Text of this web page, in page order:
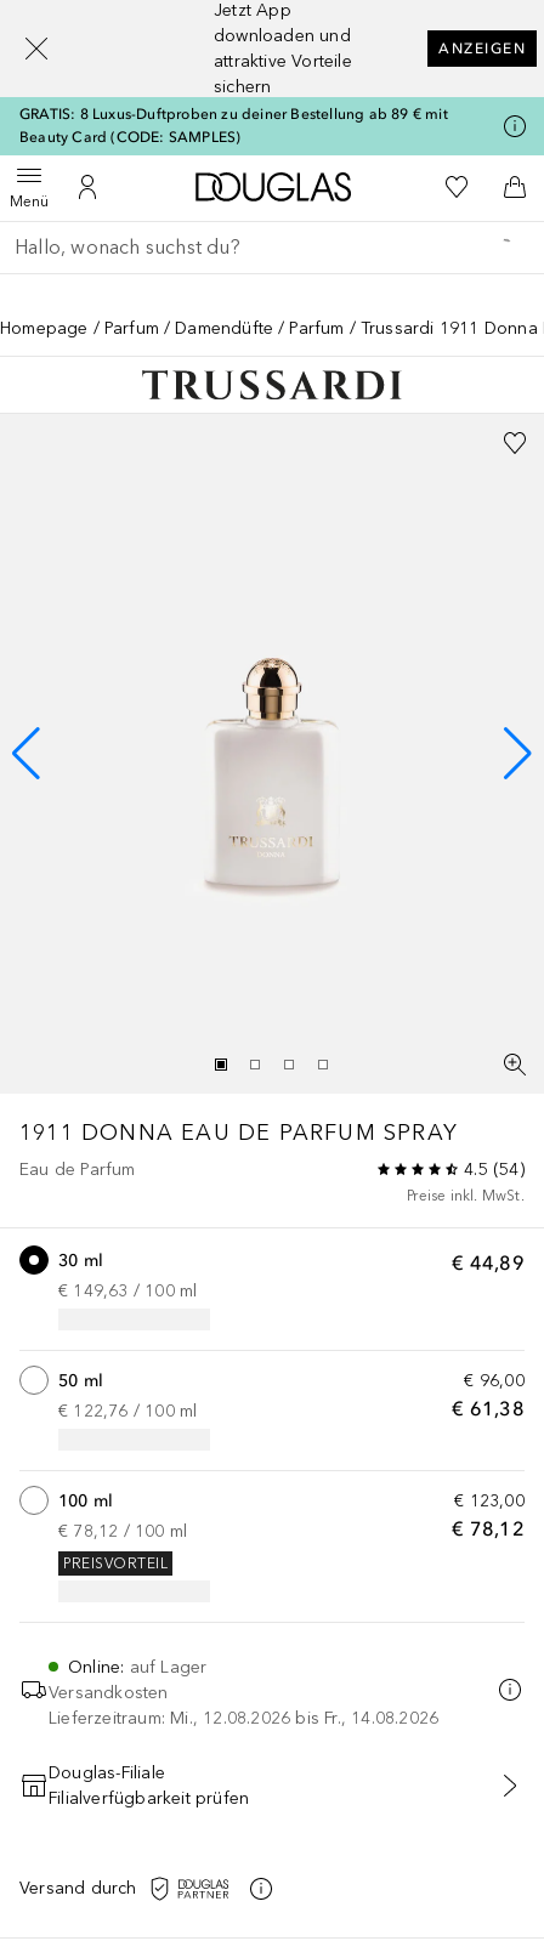
Jetzt App
downloaden und
attraktive Vorteile
sichern
ANZEIGEN
GRATIS: 8 Luxus-Duftproben zu deiner Bestellung ab 89 € mit
Beauty Card (CODE: SAMPLES)
MenüMenü öffnenZu Meinem Kundenkonto
Zur Douglas Startseite
Zu Meiner
Gehe zurück
Suche ausführen
Homepage Parfum Damendüfte Parfum Trussardi 1911 Donna
1911 DONNA EAU DE PARFUM SPRAY
Eau de Parfum 4.5 (54)
Preise inkl. MwSt.
€ 44,89
30 ml
€ 149,63 / 100 ml
€ 96,00
€ 61,38
50 ml
€ 122,76 / 100 ml
€ 123,00
€ 78,12
100 ml
€ 78,12 / 100 ml
PREISVORTEIL
Online: auf Lager
Versandkosten
Lieferzeitraum: Mi., 12.08.2026 bis Fr., 14.08.2026
IN DEN WARENKORB
Douglas-Filiale
Filialverfügbarkeit prüfen
Versand durch
[navigation.slideout.screenreader]